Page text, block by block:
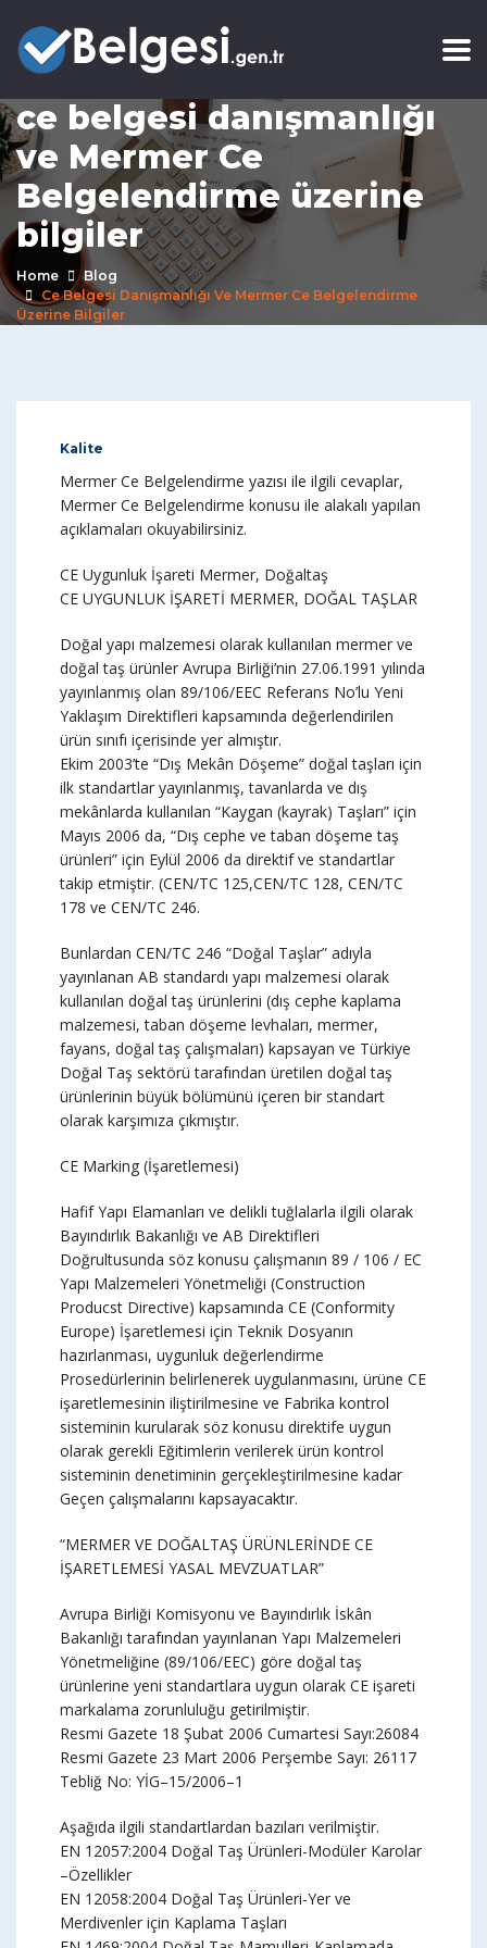
ce belgesi danışmanlığı
ve Mermer Ce
Belgelendirme üzerine
bilgiler
Home
Blog
Ce Belgesi Danışmanlığı Ve Mermer Ce Belgelendirme
Üzerine Bilgiler
Kalite
Mermer Ce Belgelendirme yazısı ile ilgili cevaplar,
Mermer Ce Belgelendirme konusu ile alakalı yapılan
açıklamaları okuyabilirsiniz.
CE Uygunluk İşareti Mermer, Doğaltaş
CE UYGUNLUK İŞARETİ MERMER, DOĞAL TAŞLAR
Doğal yapı malzemesi olarak kullanılan mermer ve
doğal taş ürünler Avrupa Birliği’nin 27.06.1991 yılında
yayınlanmış olan 89/106/EEC Referans No’lu Yeni
Yaklaşım Direktifleri kapsamında değerlendirilen
ürün sınıfı içerisinde yer almıştır.
Ekim 2003’te “Dış Mekân Döşeme” doğal taşları için
ilk standartlar yayınlanmış, tavanlarda ve dış
mekânlarda kullanılan “Kaygan (kayrak) Taşları” için
Mayıs 2006 da, “Dış cephe ve taban döşeme taş
ürünleri” için Eylül 2006 da direktif ve standartlar
takip etmiştir. (CEN/TC 125,CEN/TC 128, CEN/TC
178 ve CEN/TC 246.
Bunlardan CEN/TC 246 “Doğal Taşlar” adıyla
yayınlanan AB standardı yapı malzemesi olarak
kullanılan doğal taş ürünlerini (dış cephe kaplama
malzemesi, taban döşeme levhaları, mermer,
fayans, doğal taş çalışmaları) kapsayan ve Türkiye
Doğal Taş sektörü tarafından üretilen doğal taş
ürünlerinin büyük bölümünü içeren bir standart
olarak karşımıza çıkmıştır.
CE Marking (İşaretlemesi)
Hafif Yapı Elamanları ve delikli tuğlalarla ilgili olarak
Bayındırlık Bakanlığı ve AB Direktifleri
Doğrultusunda söz konusu çalışmanın 89 / 106 / EC
Yapı Malzemeleri Yönetmeliği (Construction
Producst Directive) kapsamında CE (Conformity
Europe) İşaretlemesi için Teknik Dosyanın
hazırlanması, uygunluk değerlendirme
Prosedürlerinin belirlenerek uygulanmasını, ürüne CE
işaretlemesinin iliştirilmesine ve Fabrika kontrol
sisteminin kurularak söz konusu direktife uygun
olarak gerekli Eğitimlerin verilerek ürün kontrol
sisteminin denetiminin gerçekleştirilmesine kadar
Geçen çalışmalarını kapsayacaktır.
“MERMER VE DOĞALTAŞ ÜRÜNLERİNDE CE
İŞARETLEMESİ YASAL MEVZUATLAR”
Avrupa Birliği Komisyonu ve Bayındırlık İskân
Bakanlığı tarafından yayınlanan Yapı Malzemeleri
Yönetmeliğine (89/106/EEC) göre doğal taş
ürünlerine yeni standartlara uygun olarak CE işareti
markalama zorunluluğu getirilmiştir.
Resmi Gazete 18 Şubat 2006 Cumartesi Sayı:26084
Resmi Gazete 23 Mart 2006 Perşembe Sayı: 26117
Tebliğ No: YİG–15/2006–1
Aşağıda ilgili standartlardan bazıları verilmiştir.
EN 12057:2004 Doğal Taş Ürünleri-Modüler Karolar
–Özellikler
EN 12058:2004 Doğal Taş Ürünleri-Yer ve
Merdivenler için Kaplama Taşları